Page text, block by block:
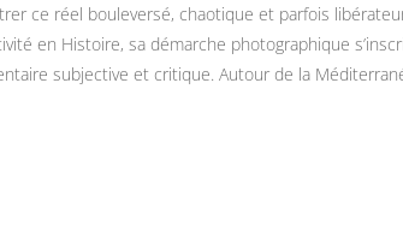
ce réel bouleversé, chaotique et parfois
en Histoire, sa démarche photographique
subjective et critique. Autour de la